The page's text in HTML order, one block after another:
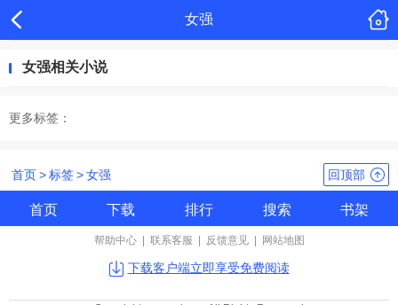
女强
女强相关小说
更多标签：
首页>标签>女强 回顶部
首页 下载 排行 搜索 书架
帮助中心 联系客服 反馈意见 网站地图
下载客户端立即享受免费阅读